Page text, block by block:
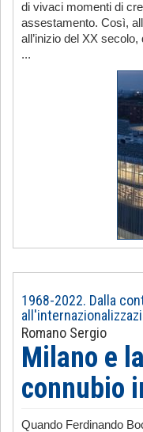
di vivaci momenti di
assestamento. Così,
all’inizio del XX
...
1968-2022. Dalla
Romano Sergio
Milano e
connubio
Quando Ferdinando